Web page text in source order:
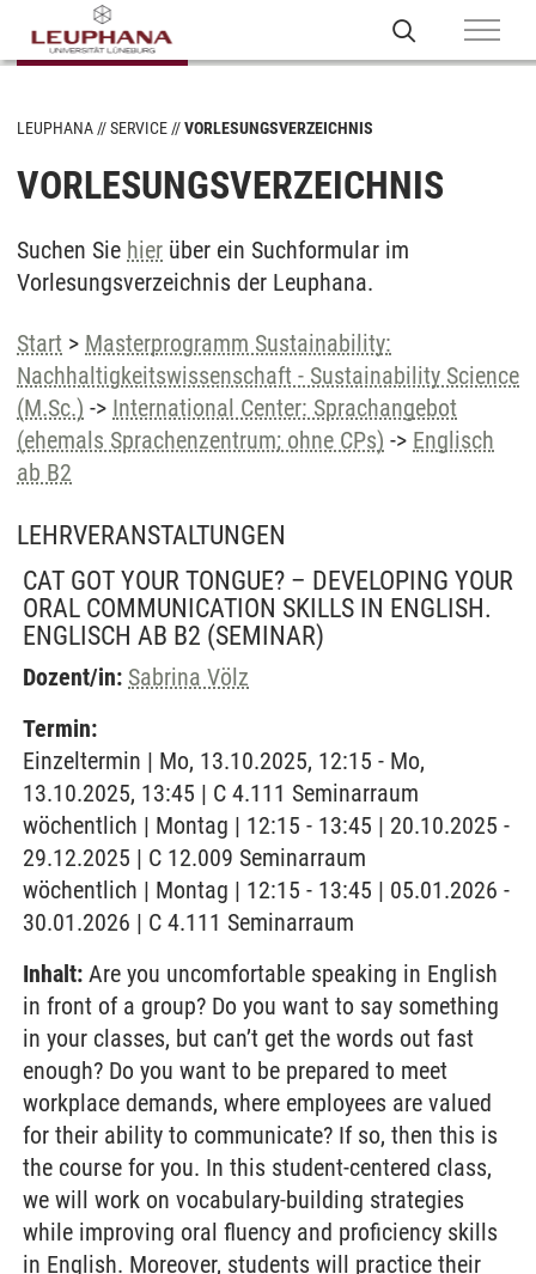
LEUPHANA SERVICE VORLESUNGSVERZEICHNIS
VORLESUNGSVERZEICHNIS
Suchen Sie hier über ein Suchformular im
Vorlesungsverzeichnis der Leuphana.
Start > Masterprogramm Sustainability:
Nachhaltigkeitswissenschaft - Sustainability Science
(M.Sc.) -> International Center: Sprachangebot
(ehemals Sprachenzentrum; ohne CPs) -> Englisch
ab B2
LEHRVERANSTALTUNGEN
CAT GOT YOUR TONGUE? – DEVELOPING YOUR
ORAL COMMUNICATION SKILLS IN ENGLISH.
ENGLISCH AB B2 (SEMINAR)
Dozent/in: Sabrina Völz
Termin:
Einzeltermin | Mo, 13.10.2025, 12:15 - Mo,
13.10.2025, 13:45 | C 4.111 Seminarraum
wöchentlich | Montag | 12:15 - 13:45 | 20.10.2025 -
29.12.2025 | C 12.009 Seminarraum
wöchentlich | Montag | 12:15 - 13:45 | 05.01.2026 -
30.01.2026 | C 4.111 Seminarraum
Inhalt: Are you uncomfortable speaking in English
in front of a group? Do you want to say something
in your classes, but can’t get the words out fast
enough? Do you want to be prepared to meet
workplace demands, where employees are valued
for their ability to communicate? If so, then this is
the course for you. In this student-centered class,
we will work on vocabulary-building strategies
while improving oral fluency and proficiency skills
in English. Moreover, students will practice their